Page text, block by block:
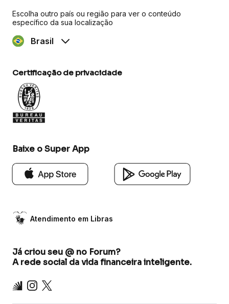
Escolha outro país ou região para ver o conteúdo
específico da sua localização
Brasil
Certificação de privacidade
Baixe o Super App
Atendimento em Libras
Já criou seu @ no Forum?
A rede social da vida financeira inteligente.
Inter Instagram
X